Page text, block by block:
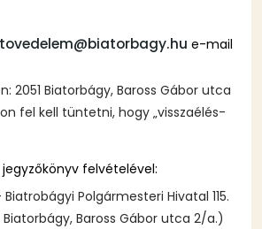
e-mail
2051 Biatorbágy, Baross Gábor utca
fel kell tüntetni, hogy „visszaélés-
felvételével:
Polgármesteri Hivatal 115.
Biatorbágy, Baross Gábor utca 2/a.)